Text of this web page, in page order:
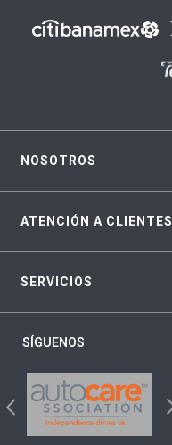
NOSOTROS
ATENCIÓN A CLIENTES
SERVICIOS
SÍGUENOS